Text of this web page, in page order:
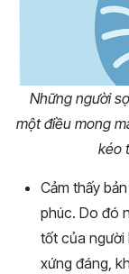
Những người
một điều mong
kéo
Cảm thấy
phúc. Do đó
tốt của người
xứng đáng,